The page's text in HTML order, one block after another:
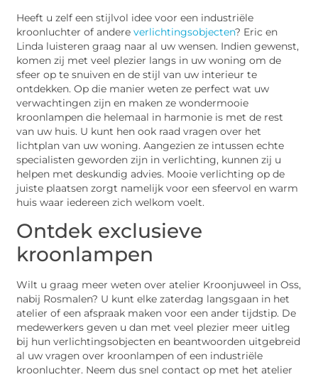
Heeft u zelf een stijlvol idee voor een industriële
kroonluchter of andereverlichtingsobjecten? Eric en
Linda luisteren graag naar al uw wensen. Indien gewenst,
komen zij met veel plezier langs in uw woning om de
sfeer op te snuiven en de stijl van uw interieur te
ontdekken. Op die manier weten ze perfect wat uw
verwachtingen zijn en maken ze wondermooie
kroonlampen die helemaal in harmonie is met de rest
van uw huis. U kunt hen ook raad vragen over het
lichtplan van uw woning. Aangezien ze intussen echte
specialisten geworden zijn in verlichting, kunnen zij u
helpen met deskundig advies. Mooie verlichting op de
juiste plaatsen zorgt namelijk voor een sfeervol en warm
huis waar iedereen zich welkom voelt.
Ontdek exclusieve
kroonlampen
Wilt u graag meer weten over atelier Kroonjuweel in Oss,
nabij Rosmalen? U kunt elke zaterdag langsgaan in het
atelier of een afspraak maken voor een ander tijdstip. De
medewerkers geven u dan met veel plezier meer uitleg
bij hun verlichtingsobjecten en beantwoorden uitgebreid
al uw vragen over kroonlampen of een industriële
kroonluchter. Neem dus snel contact op met het atelier